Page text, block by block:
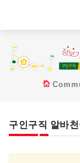
구인구직 알바